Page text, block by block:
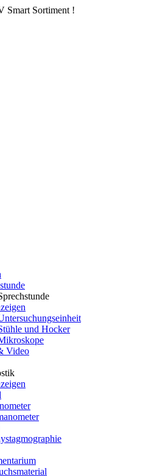
Smart Sortiment !
und Hocker
Video